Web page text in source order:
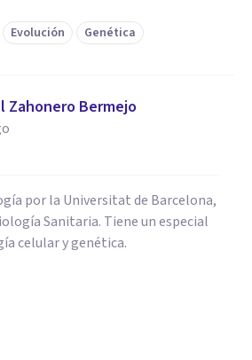
Evolución Genética
Zahonero Bermejo
por la Universitat de Barcelona,
Sanitaria. Tiene un especial
celular y genética.